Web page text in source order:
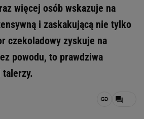
więcej osób wskazuje na
i zaskakującą nie tylko
czekoladowy zyskuje na
powodu, to prawdziwa
talerzy.